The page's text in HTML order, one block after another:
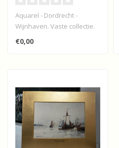
Aquarel - Dordrecht -
Wijnhaven. Vaste collectie.
Vooralsnog niet te koop...
€0,00